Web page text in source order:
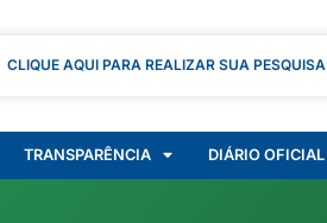
CLIQUE AQUI PARA REALIZAR SUA PESQUISA
TRANSPARÊNCIA DIÁRIO OFICIAL